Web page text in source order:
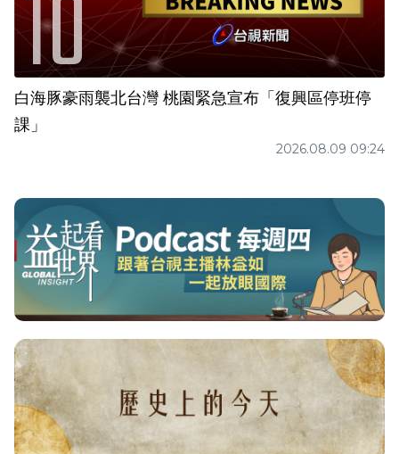
白海豚豪雨襲北台灣 桃園緊急宣布「復興區停班停
課」
2026.08.09 09:24